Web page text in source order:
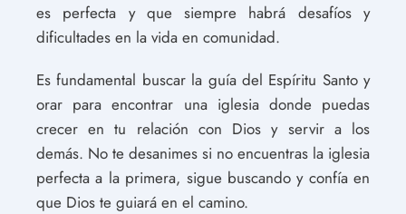
es perfecta y que siempre habrá desafíos y
dificultades en la vida en comunidad.
Es fundamental buscar la guía del Espíritu Santo y
orar para encontrar una iglesia donde puedas
crecer en tu relación con Dios y servir a los
demás. No te desanimes si no encuentras la iglesia
perfecta a la primera, sigue buscando y confía en
que Dios te guiará en el camino.